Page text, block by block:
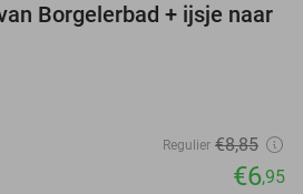
21%
Borgelerbad + ijsje naar
Regulier €8,85
€6,95